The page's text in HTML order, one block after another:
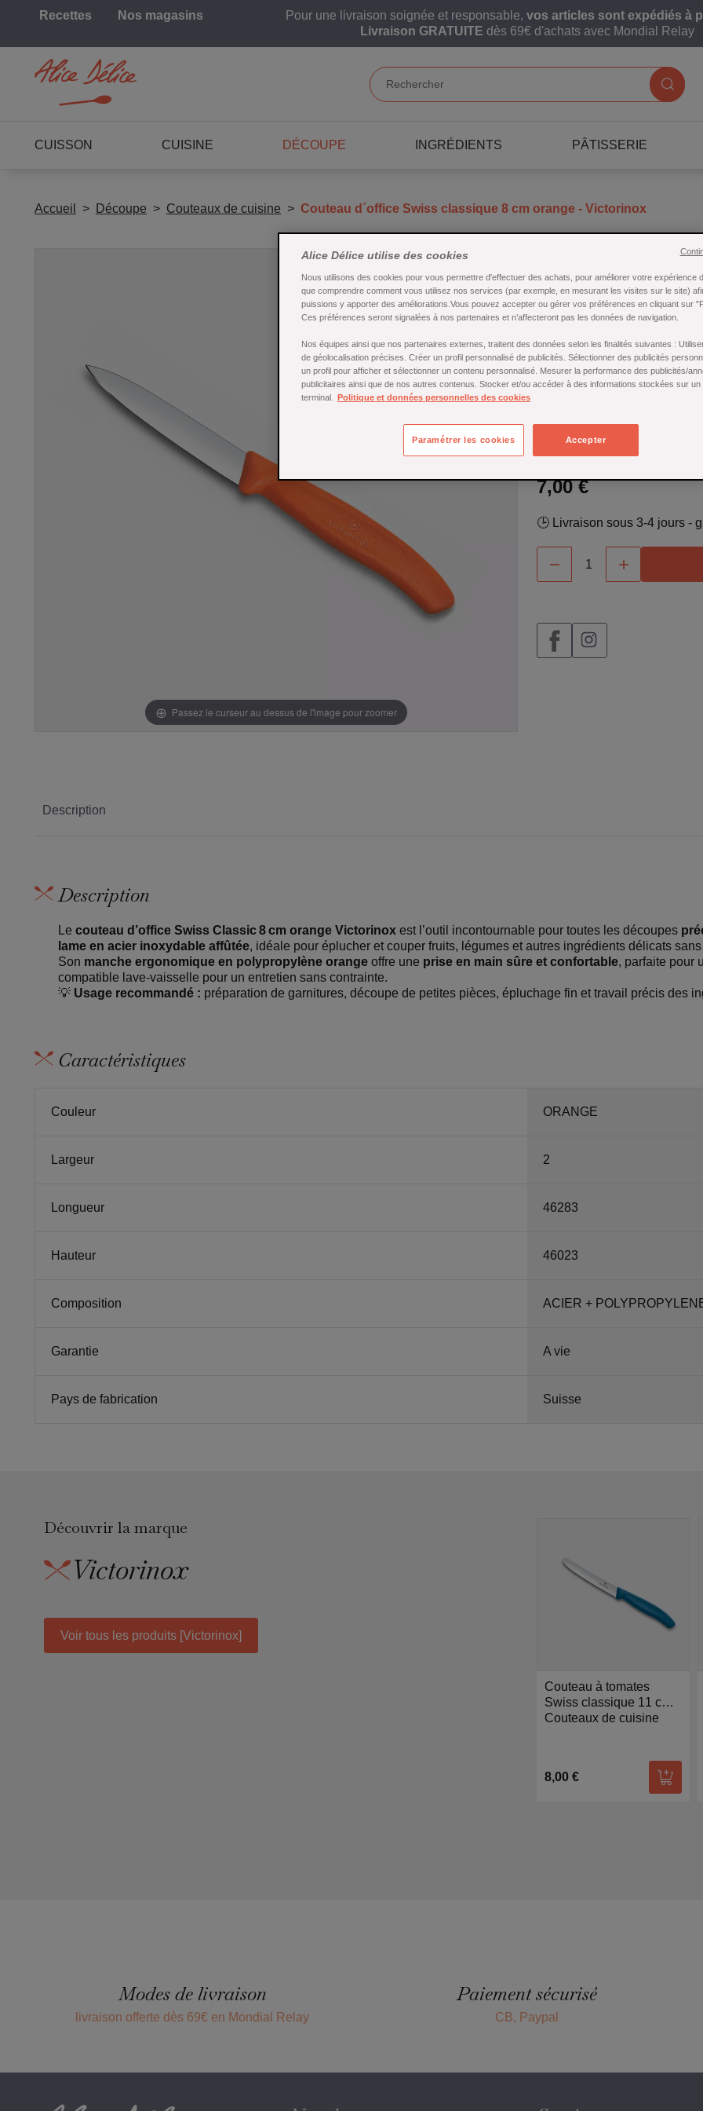
Recettes Nos magasins Pour une livraison soignée et responsable, vos articles sont expédiés à
Livraison GRATUITE dès 69€ d'achats avec Mondial Relay
CUISSON CUISINE DÉCOUPE INGRÉDIENTS PÂTISSERIE
Accueil Découpe Couteaux de cuisine Couteau d´office Swiss classique 8 cm orange - Victorinox
Passez le curseur au dessus de l'image pour zoomer
Couteau
orange -
Couteau d’office Victorinox
ultra‑aiguisée et manche
7,00 €
🕒 Livraison sous 3-4 jours -
 
Description
Description
Le couteau d’office Swiss Classic 8 cm orange Victorinox est l’outil incontournable pour toutes les découpes
lame en acier inoxydable affûtée, idéale pour éplucher et couper fruits, légumes et autres ingrédients délicats sans
Son manche ergonomique en polypropylène orange offre une prise en main sûre et confortable, parfaite pour
compatible lave‑vaisselle pour un entretien sans contrainte.
💡 Usage recommandé : préparation de garnitures, découpe de petites pièces, épluchage fin et travail précis des
Caractéristiques
Couleur ORANGE
Largeur 2
Longueur 46283
Hauteur 46023
Composition ACIER +
Garantie A vie
Pays de fabrication Suisse
Découvrir la marque
Victorinox
Voir tous les produits [Victorinox]
Couteau à tomates
Swiss classique 11 cm
bleu - Victorinox
Couteaux de cuisine
8,00 €
Modes de livraison
livraison offerte dès 69€ en Mondial Relay
Paiement sécurisé
CB, Paypal
Alice Délice utilise des cookies
Nous utilisons des cookies pour vous permettre d'effectuer des achats, pour améliorer votre expérience
que comprendre comment vous utilisez nos services (par exemple, en mesurant les visites sur le site)
puissions y apporter des améliorations.Vous pouvez accepter ou gérer vos préférences en cliquant sur
Ces préférences seront signalées à nos partenaires et n’affecteront pas les données de navigation.
Nos équipes ainsi que nos partenaires externes, traitent des données selon les finalités suivantes :
de géolocalisation précises. Créer un profil personnalisé de publicités. Sélectionner des publicités
un profil pour afficher et sélectionner un contenu personnalisé. Mesurer la performance des publicités/
publicitaires ainsi que de nos autres contenus. Stocker et/ou accéder à des informations stockées sur un
terminal.
Politique et données personnelles des cookies
Accepter
Paramétrer les cookies